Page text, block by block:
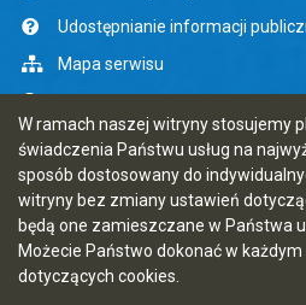
W ramach naszej witryny stosujemy
świadczenia Państwu usług na
sposób dostosowany do
witryny bez zmiany ustawień
będą one zamieszczane w Państwa
Możecie Państwo dokonać w
dotyczących cookies.
Udostępnianie informacji
Mapa serwisu
Statystyki oglądalności
Ostatnio dodane
Rejestr zmian
Ostatnia aktualizacja BIP: